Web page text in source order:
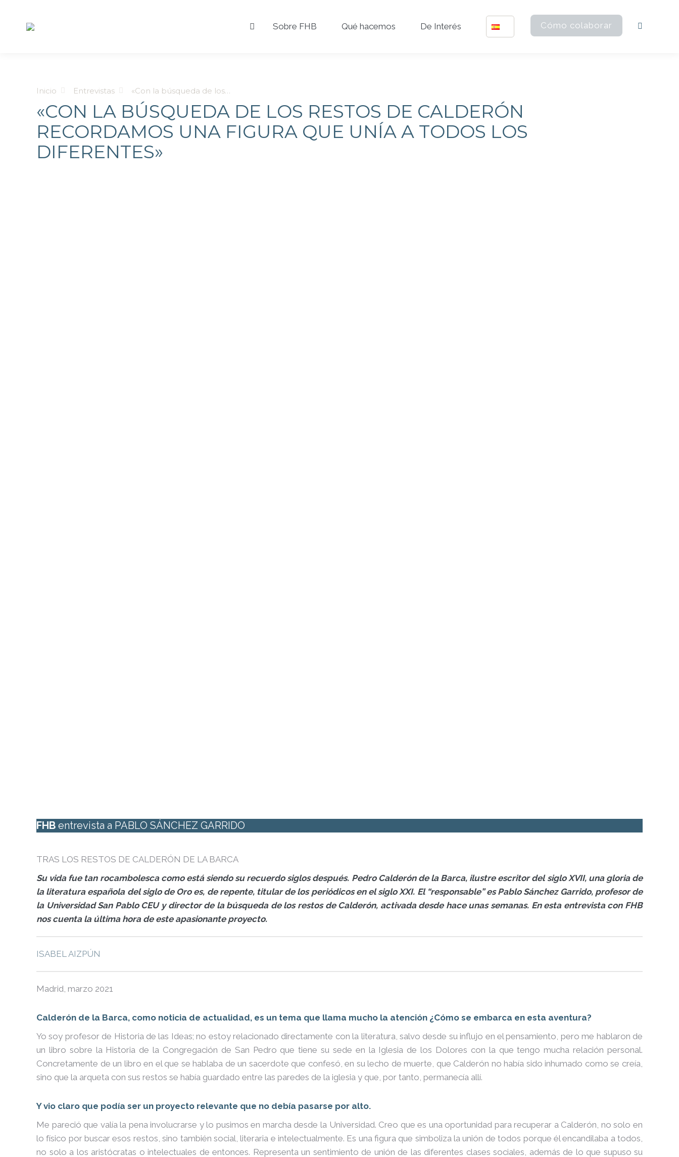
Sobre FHB Qué hacemos De Interés Cómo colaborar Buscar:
«CON LA BÚSQUEDA DE LOS RESTOS DE CALDERÓN
RECORDAMOS UNA FIGURA QUE UNÍA A TODOS LOS
DIFERENTES»
Estás aquí:
Inicio Entrevistas «Con la búsqueda de los…
FHB entrevista a PABLO SÁNCHEZ GARRIDO
TRAS LOS RESTOS DE CALDERÓN DE LA BARCA
Su vida fue tan rocambolesca como está siendo su recuerdo siglos después. Pedro Calderón de la Barca, ilustre escritor del siglo XVII, una gloria de
la literatura española del siglo de Oro es, de repente, titular de los periódicos en el siglo XXI. El “responsable” es Pablo Sánchez Garrido, profesor de
la Universidad San Pablo CEU y director de la búsqueda de los restos de Calderón, activada desde hace unas semanas. En esta entrevista con FHB
nos cuenta la última hora de este apasionante proyecto.
ISABEL AIZPÚN
Madrid, marzo 2021
Calderón de la Barca, como noticia de actualidad, es un tema que llama mucho la atención ¿Cómo se embarca en esta aventura?
Yo soy profesor de Historia de las Ideas; no estoy relacionado directamente con la literatura, salvo desde su influjo en el pensamiento, pero me hablaron de
un libro sobre la Historia de la Congregación de San Pedro que tiene su sede en la Iglesia de los Dolores con la que tengo mucha relación personal.
Concretamente de un libro en el que se hablaba de un sacerdote que confesó, en su lecho de muerte, que Calderón no había sido inhumado como se creía,
sino que la arqueta con sus restos se había guardado entre las paredes de la iglesia y que, por tanto, permanecía allí.
Y vio claro que podía ser un proyecto relevante que no debía pasarse por alto.
Me pareció que valía la pena involucrarse y lo pusimos en marcha desde la Universidad. Creo que es una oportunidad para recuperar a Calderón, no solo en
lo físico por buscar esos restos, sino también social, literaria e intelectualmente. Es una figura que simboliza la unión de todos porque él encandilaba a todos,
no solo a los aristócratas o intelectuales de entonces. Representa un sentimiento de unión de las diferentes clases sociales, además de lo que supuso su